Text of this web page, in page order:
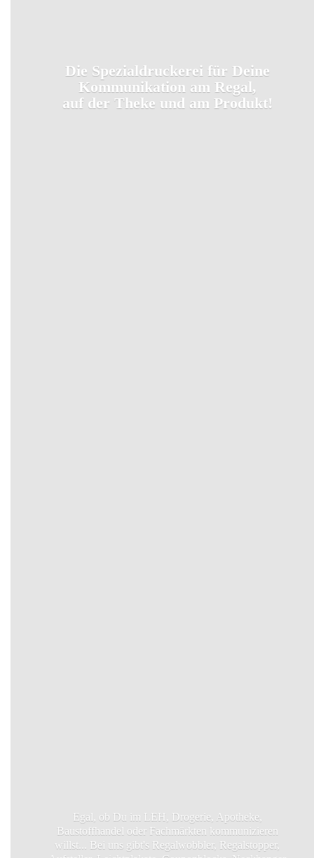
Die Spezialdruckerei für Deine
Kommunikation am Regal,
auf der Theke und am Produkt!
Egal, ob Du im LEH, Drogerie, Apotheke,
Baustoffhandel oder Fachmärkten kommunizieren
willst... Bei uns gibt's Regalwobbler, Regalstopper,